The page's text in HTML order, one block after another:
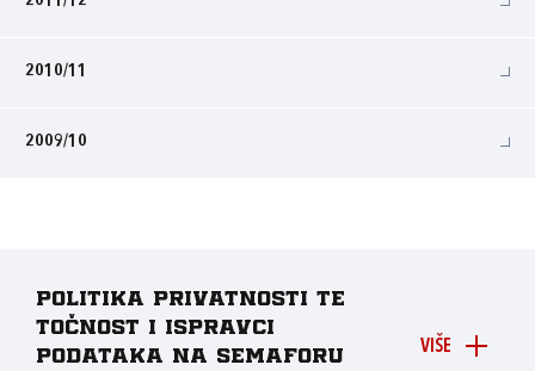
2010/11
2009/10
VIŠE
Politika privatnosti te
točnost i ispravci
podataka na Semaforu